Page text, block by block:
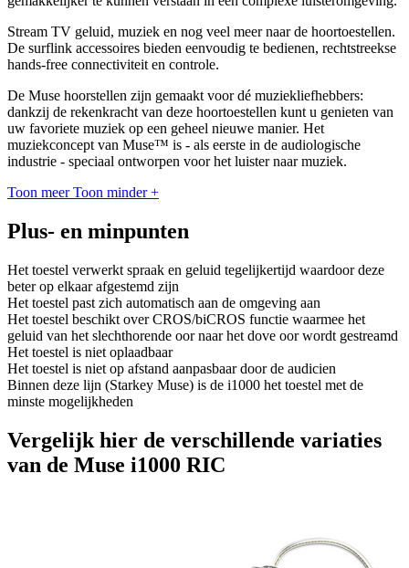
Stream TV geluid, muziek en nog veel meer naar de hoortoestellen.
De surflink accessoires bieden eenvoudig te bedienen, rechtstreekse
hands-free connectiviteit en controle.
De Muse hoorstellen zijn gemaakt voor dé muziekliefhebbers:
dankzij de rekenkracht van deze hoortoestellen kunt u genieten van
uw favoriete muziek op een geheel nieuwe manier. Het
muziekconcept van Muse™ is - als eerste in de audiologische
industrie - speciaal ontworpen voor het luister naar muziek.
Toon meer Toon minder +
Plus- en minpunten
Het toestel verwerkt spraak en geluid tegelijkertijd waardoor deze
beter op elkaar afgestemd zijn
Het toestel past zich automatisch aan de omgeving aan
Het toestel beschikt over CROS/biCROS functie waarmee het
geluid van het slechthorende oor naar het dove oor wordt gestreamd
Het toestel is niet oplaadbaar
Het toestel is niet op afstand aanpasbaar door de audicien
Binnen deze lijn (Starkey Muse) is de i1000 het toestel met de
minste mogelijkheden
Vergelijk hier de verschillende variaties
van de Muse i1000 RIC